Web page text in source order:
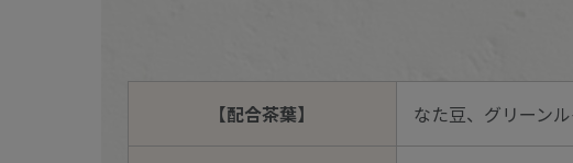
【配合茶葉】 なた豆、グリーン